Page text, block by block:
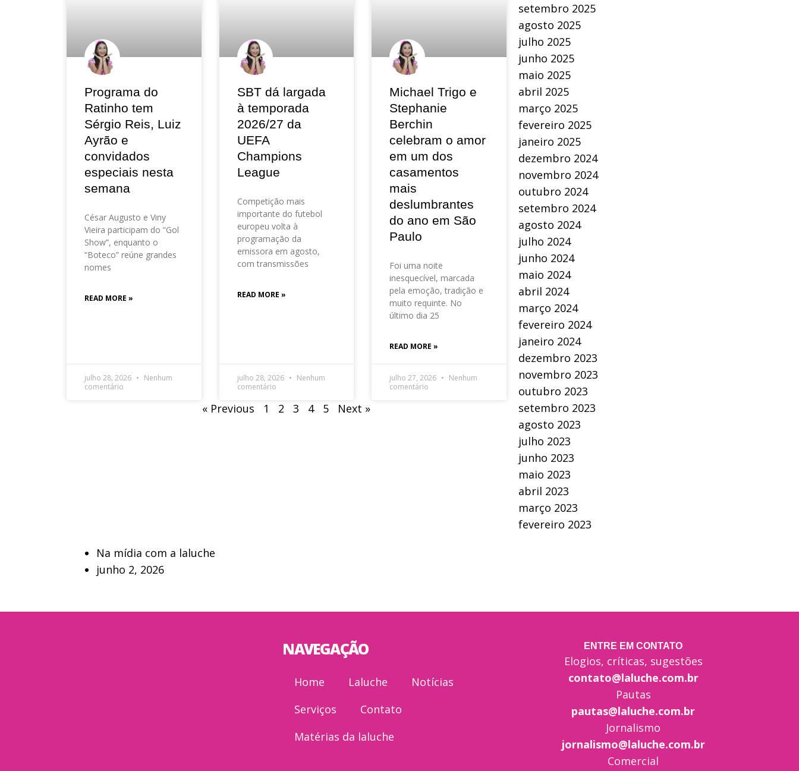
Programa do
Ratinho tem
Sérgio Reis, Luiz
Ayrão e
convidados
especiais nesta
semana
César Augusto e Viny
Vieira participam do “Gol
Show”, enquanto o
“Boteco” reúne grandes
nomes
READ MORE »
julho 28, 2026
Nenhum
comentário
SBT dá largada
à temporada
2026/27 da
UEFA
Champions
League
Competição mais
importante do futebol
europeu volta à
programação da
emissora em agosto,
com transmissões
READ MORE »
julho 28, 2026
Nenhum
comentário
Michael Trigo e
Stephanie
Berchin
celebram o amor
em um dos
casamentos
mais
deslumbrantes
do ano em São
Paulo
Foi uma noite
inesquecível, marcada
pela emoção, tradição e
muito requinte. No
último dia 25
READ MORE »
julho 27, 2026
Nenhum
comentário
« Previous 1 2 3 4 5 Next »
setembro 2025
agosto 2025
julho 2025
junho 2025
maio 2025
abril 2025
março 2025
fevereiro 2025
janeiro 2025
dezembro 2024
novembro 2024
outubro 2024
setembro 2024
agosto 2024
julho 2024
junho 2024
maio 2024
abril 2024
março 2024
fevereiro 2024
janeiro 2024
dezembro 2023
novembro 2023
outubro 2023
setembro 2023
agosto 2023
julho 2023
junho 2023
maio 2023
abril 2023
março 2023
fevereiro 2023
Na mídia com a laluche
junho 2, 2026
NAVEGAÇÃO
Home Laluche
Notícias
Serviços
Contato
Matérias da laluche
ENTRE EM CONTATO
Elogios, críticas, sugestões
contato@laluche.com.br
Pautas
pautas@laluche.com.br
Jornalismo
jornalismo@laluche.com.br
Comercial